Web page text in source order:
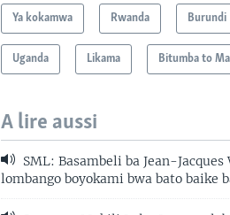
Ya kokamwa Rwanda Burundi
Uganda Likama Bitumba to
A lire aussi
SML: Basambeli ba Jean-
lombango boyokami bwa bato baike